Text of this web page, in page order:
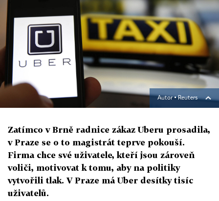
Autor ▪Reuters
Zatímco v Brně radnice zákaz Uberu prosadila,
v Praze se o to magistrát teprve pokouší.
Firma chce své uživatele, kteří jsou zároveň
voliči, motivovat k tomu, aby na politiky
vytvořili tlak. V Praze má Uber desítky tisíc
uživatelů.